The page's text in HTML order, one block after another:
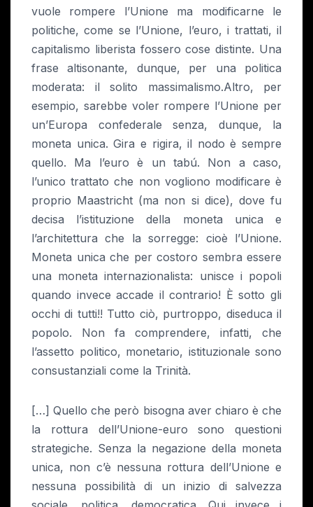
vuole rompere l’Unione ma modificarne le
politiche, come se l’Unione, l’euro, i trattati, il
capitalismo liberista fossero cose distinte. Una
frase altisonante, dunque, per una politica
moderata: il solito massimalismo.Altro, per
esempio, sarebbe voler rompere l’Unione per
un’Europa confederale senza, dunque, la
moneta unica. Gira e rigira, il nodo è sempre
quello. Ma l’euro è un tabú. Non a caso,
l’unico trattato che non vogliono modificare è
proprio Maastricht (ma non si dice), dove fu
decisa l’istituzione della moneta unica e
l’architettura che la sorregge: cioè l’Unione.
Moneta unica che per costoro sembra essere
una moneta internazionalista: unisce i popoli
quando invece accade il contrario! È sotto gli
occhi di tutti!! Tutto ciò, purtroppo, diseduca il
popolo. Non fa comprendere, infatti, che
l’assetto politico, monetario, istituzionale sono
consustanziali come la Trinità.
[…] Quello che però bisogna aver chiaro è che
la rottura dell’Unione-euro sono questioni
strategiche. Senza la negazione della moneta
unica, non c’è nessuna rottura dell’Unione e
nessuna possibilità di un inizio di salvezza